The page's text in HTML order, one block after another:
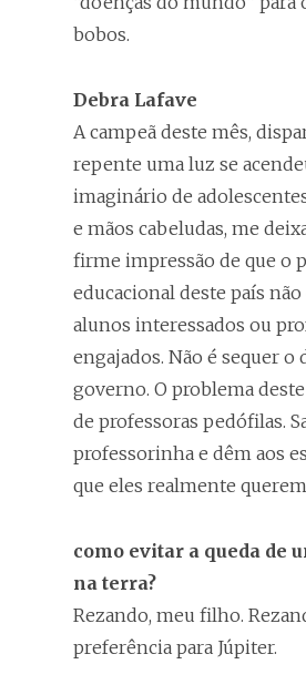
bobos.
Debra Lafave
A campeã deste mês,
repente uma luz se
imaginário de
e mãos cabeludas, me
firme impressão de que o
educacional deste país não
alunos interessados ou
engajados. Não é sequer o
governo. O problema
de professoras pedófilas.
professorinha e dêm aos
que eles realmente
como evitar a queda de
na terra?
Rezando, meu filho.
preferência para Júpiter.